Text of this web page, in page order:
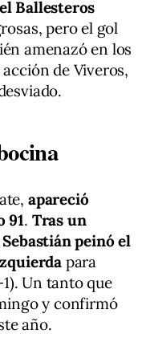
Ballesteros
pero el gol
amenazó en los
de Viveros,
apareció
91. Tras un
peinó el
para
Un tanto que
y confirmó
año.